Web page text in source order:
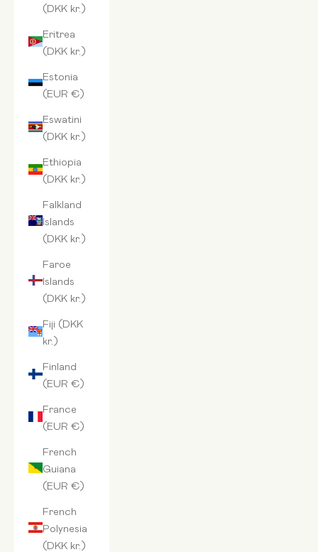
(DKK kr.)
Eritrea
(DKK kr.)
Estonia
(EUR €)
Eswatini
(DKK kr.)
Ethiopia
(DKK kr.)
Falkland
Islands
(DKK kr.)
Faroe
Islands
(DKK kr.)
Fiji (DKK
kr.)
Finland
(EUR €)
France
(EUR €)
French
Guiana
(EUR €)
French
Polynesia
(DKK kr.)